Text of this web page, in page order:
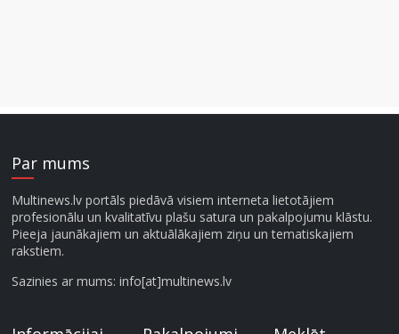
Par mums
Multinews.lv portāls piedāvā visiem interneta lietotājiem
profesionālu un kvalitatīvu plašu satura un pakalpojumu klāstu.
Pieeja jaunākajiem un aktuālākajiem ziņu un tematiskajiem
rakstiem.
Sazinies ar mums: info[at]multinews.lv